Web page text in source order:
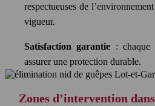
respectueuses de
vigueur.
Satisfaction garantie : chaque
assurer une protection durable.
Zones d’intervention